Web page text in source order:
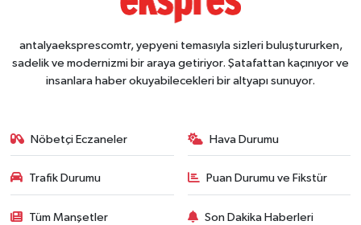
antalyaeksprescomtr, yepyeni temasıyla sizleri buluştururken,
sadelik ve modernizmi bir araya getiriyor. Şatafattan kaçınıyor ve
insanlara haber okuyabilecekleri bir altyapı sunuyor.
Nöbetçi Eczaneler Hava Durumu
Trafik Durumu Puan Durumu ve Fikstür
Tüm Manşetler Son Dakika Haberleri